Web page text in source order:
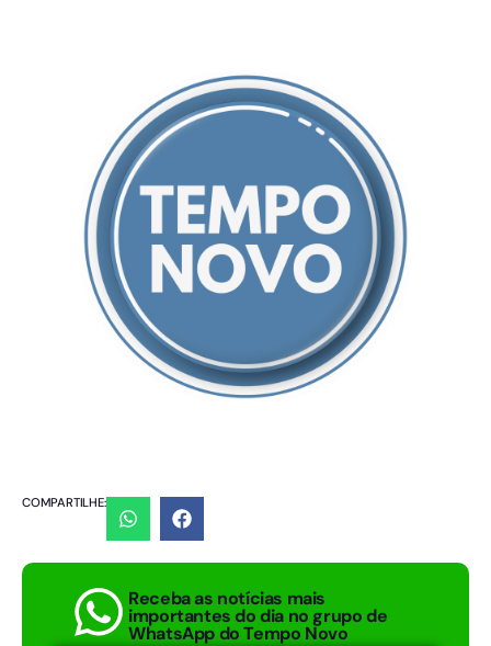
COMPARTILHE:
Receba as notícias mais
importantes do dia no grupo de
WhatsApp do Tempo Novo